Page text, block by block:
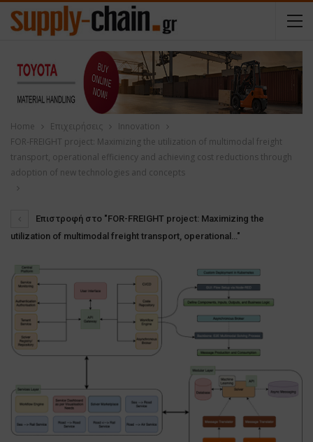
Home Επιχειρήσεις
Innovation
FOR-FREIGHT project: Maximizing the utilization of multimodal freight
transport, operational efficiency and achieving cost reductions through
adoption of new technologies and concepts
Επιστροφή στο "FOR-FREIGHT project: Maximizing the
utilization of multimodal freight transport, operational…"